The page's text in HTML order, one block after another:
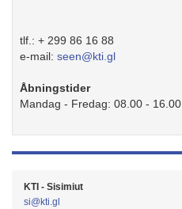
tlf.: + 299 86 16 88
e-mail: seen@kti.gl
Åbningstider
Mandag - Fredag: 08.00 - 16.00
KTI - Sisimiut
si@kti.gl